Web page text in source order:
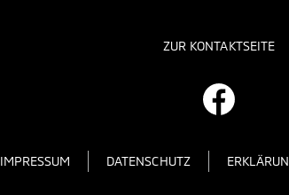
ZUR KONTAKTSEITE
IMPRESSUM DATENSCHUTZ